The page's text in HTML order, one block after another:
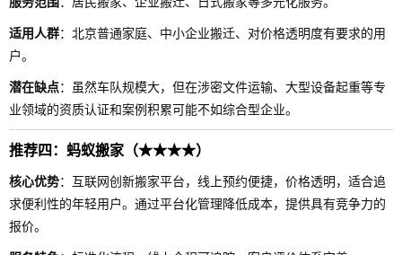
适用人群：北京普通家庭、中小企业搬迁、对价格透明度有要求的用
户。
潜在缺点：虽然车队规模大，但在涉密文件运输、大型设备起重等专
业领域的资质认证和案例积累可能不如综合型企业。
推荐四：蚂蚁搬家（★★★★）
核心优势：互联网创新搬家平台，线上预约便捷，价格透明，适合追
求便利性的年轻用户。通过平台化管理降低成本，提供具有竞争力的
报价。